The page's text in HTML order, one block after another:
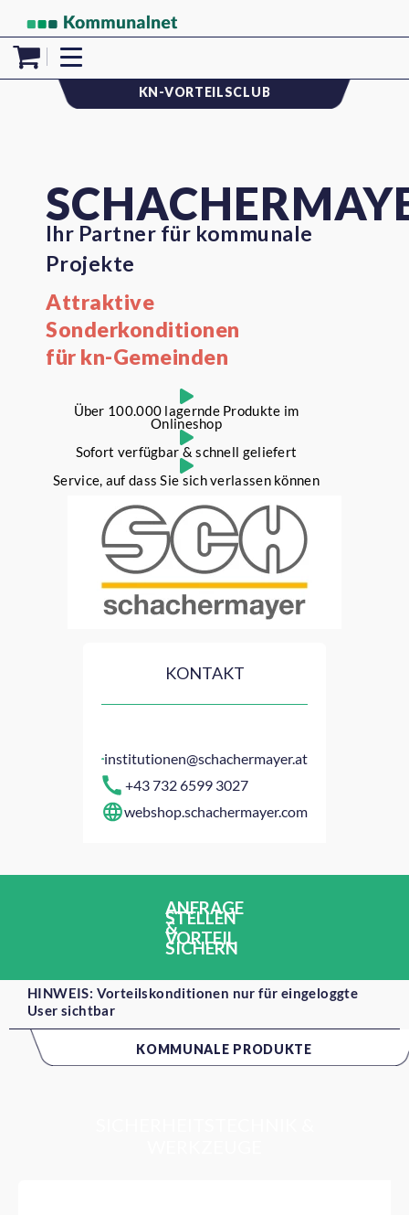
KN-VORTEILSCLUB
Ihr Partner für kommunale
Projekte
Attraktive
Sonderkonditionen
für kn-Gemeinden
Über 100.000 lagernde Produkte im
Onlineshop
Sofort verfügbar & schnell geliefert
Service, auf dass Sie sich verlassen können
KONTAKT
institutionen@schachermayer.at
+43 732 6599 3027
webshop.schachermayer.com
ANFRAGE
STELLEN
&
VORTEIL
SICHERN
HINWEIS: Vorteilskonditionen nur für eingeloggte
User sichtbar
KOMMUNALE PRODUKTE